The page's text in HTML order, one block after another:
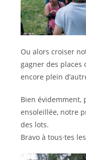
Ou alors croiser
gagner des places
encore plein
Bien évidemment,
ensoleillée, notre
des lots.
Bravo à tous·tes